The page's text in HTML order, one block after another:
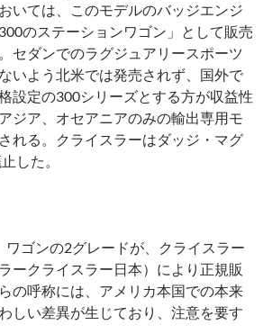
いては、このモデルのバッジエンジ
のステーションワゴン」として販売
セダンでのラグジュアリースポーツ
いよう北米では発売されず、国外で
設定の300シリーズとする方が収益性
ジア、オセアニアのみの輸出専用モ
れる。クライスラーはダッジ・マグ
した。
ワゴンの2グレードが、クライスラー
ークライスラー日本）により正規販
の呼称には、アメリカ本国での本来
しい差異が生じており、注意を要す